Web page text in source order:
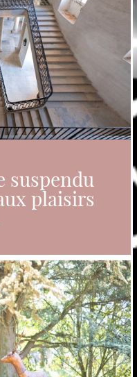
suspendu
plaisirs